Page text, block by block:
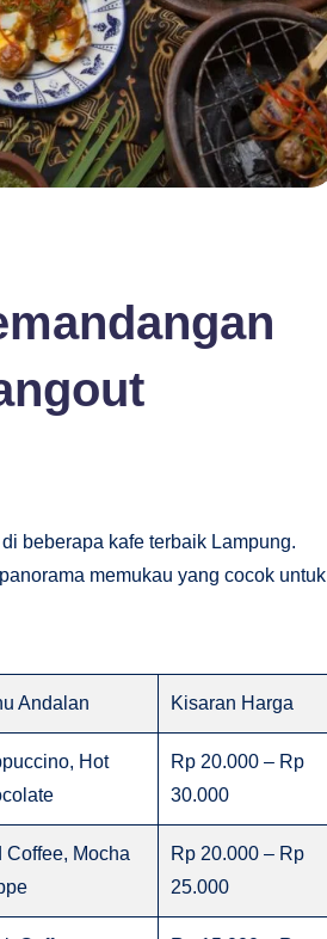
beberapa kafe terbaik Lampung.
memukau yang cocok untuk
Andalan Kisaran Harga
Hot
Rp 20.000 – Rp
30.000
Coffee, Mocha
Rp 20.000 – Rp
25.000